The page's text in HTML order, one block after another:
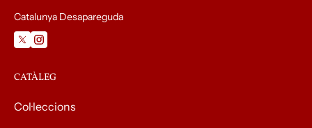
Catalunya Desapareguda
CATÀLEG
Col·leccions